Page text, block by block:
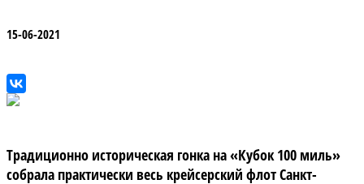
15-06-2021
Традиционно историческая гонка на «Кубок 100 миль»
собрала практически весь крейсерский флот Санкт-